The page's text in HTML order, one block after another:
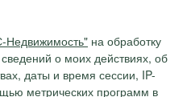
на обработку
о моих действиях, об
даты и время сессии, IP-
метрических программ в